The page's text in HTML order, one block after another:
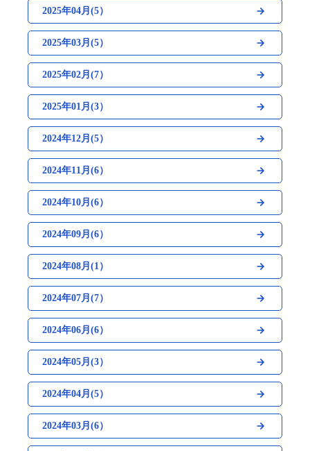
2025年04月(5）
2025年03月(5）
2025年02月(7）
2025年01月(3）
2024年12月(5）
2024年11月(6）
2024年10月(6）
2024年09月(6）
2024年08月(1）
2024年07月(7）
2024年06月(6）
2024年05月(3）
2024年04月(5）
2024年03月(6）